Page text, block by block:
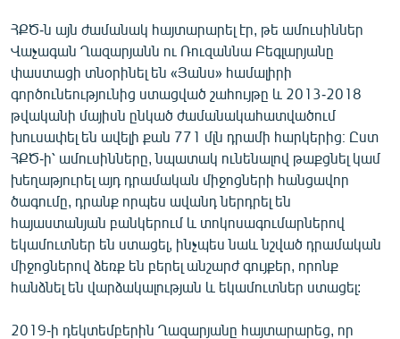
ՀՔԾ-ն այն ժամանակ հայտարարել էր, թե ամուսիններ
Վաչագան Ղազարյանն ու Ռուզաննա Բեգլարյանը
փաստացի տնօրինել են «Յանս» համալիրի
գործունեությունից ստացված շահույթը և 2013-2018
թվականի մայիսն ընկած ժամանակահատվածում
խուսափել են ավելի քան 771 մլն դրամի հարկերից։ Ըստ
ՀՔԾ-ի՝ ամուսինները, նպատակ ունենալով թաքցնել կամ
խեղաթյուրել այդ դրամական միջոցների հանցավոր
ծագումը, դրանք որպես ավանդ ներդրել են
հայաստանյան բանկերում և տոկոսագումարներով
եկամուտներ են ստացել, ինչպես նաև նշված դրամական
միջոցներով ձեռք են բերել անշարժ գույքեր, որոնք
հանձնել են վարձակալության և եկամուտներ ստացել:
2019-ի դեկտեմբերին Ղազարյանը հայտարարեց, որ